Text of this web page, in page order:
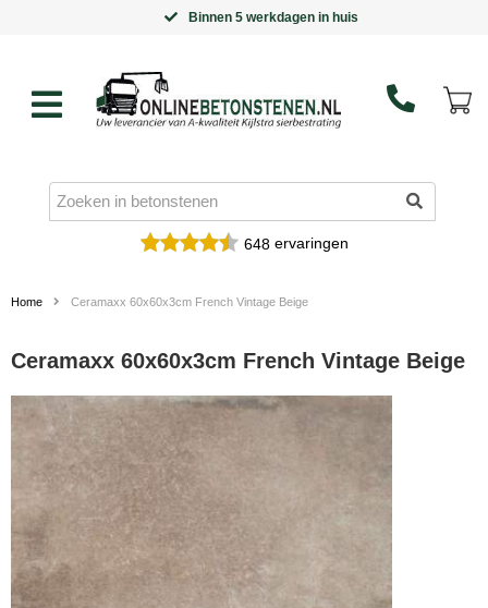
Binnen 5 werkdagen in huis
648ervaringen
Home Ceramaxx 60x60x3cm French Vintage Beige
Ceramaxx 60x60x3cm French Vintage Beige